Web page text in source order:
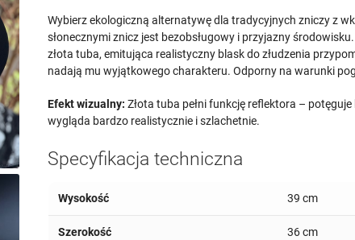
Wybierz ekologiczną alternatywę dla tradycyjnych zniczy z
słonecznymi znicz jest bezobsługowy i przyjazny
złota tuba, emitująca realistyczny blask do złudzenia
nadają mu wyjątkowego charakteru. Odporny na warunki
Efekt wizualny: Złota tuba pełni funkcję reflektora –
wygląda bardzo realistycznie i szlachetnie.
Specyfikacja techniczna
Wysokość 39 cm
Szerokość 36 cm